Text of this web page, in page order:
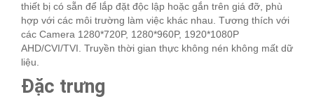
thiết bị có sẵn để lắp đặt độc lập hoặc gắn trên giá đỡ, phù
hợp với các môi trường làm việc khác nhau. Tương thích với
các Camera 1280*720P, 1280*960P, 1920*1080P
AHD/CVI/TVI. Truyền thời gian thực không nén không mất dữ
liệu.
Đặc trưng